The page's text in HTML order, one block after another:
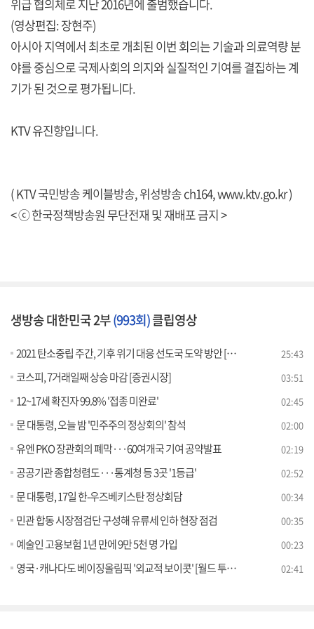
위급 협의체로 지난 2016년에 출범했습니다.
(영상편집: 장현주)
아시아 지역에서 최초로 개최된 이번 회의는 기술과 의료역량 분
야를 중심으로 국제사회의 의지와 실질적인 기여를 결집하는 계
기가 된 것으로 평가됩니다.
KTV 유진향입니다.
( KTV 국민방송 케이블방송, 위성방송 ch164,www.ktv.go.kr)
< ⓒ 한국정책방송원 무단전재 및 재배포 금지 >
생방송 대한민국 2부(993회)클립영상
2021 탄소중립 주간, 기후 위기 대응 선도국 도약 방안 [경제&이슈] 25:43
코스피, 7거래일째 상승 마감 [증권시장] 03:51
12~17세 확진자 99.8% '접종 미완료' 02:45
문 대통령, 오늘 밤 '민주주의 정상회의' 참석 02:00
유엔 PKO 장관회의 폐막···60여개국 기여 공약발표 02:19
공공기관 종합청렴도···통계청 등 3곳 '1등급' 02:52
문 대통령, 17일 한-우즈베키스탄 정상회담 00:34
민관 합동 시장점검단 구성해 유류세 인하 현장 점검 00:35
예술인 고용보험 1년 만에 9만 5천 명 가입 00:23
영국·캐나다도 베이징올림픽 '외교적 보이콧' [월드 투데이] 02:41